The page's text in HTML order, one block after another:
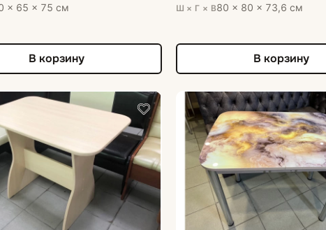
× 65 × 75 см
В корзину
Ш × Г × В80 × 80 × 73,6 см
В корзину